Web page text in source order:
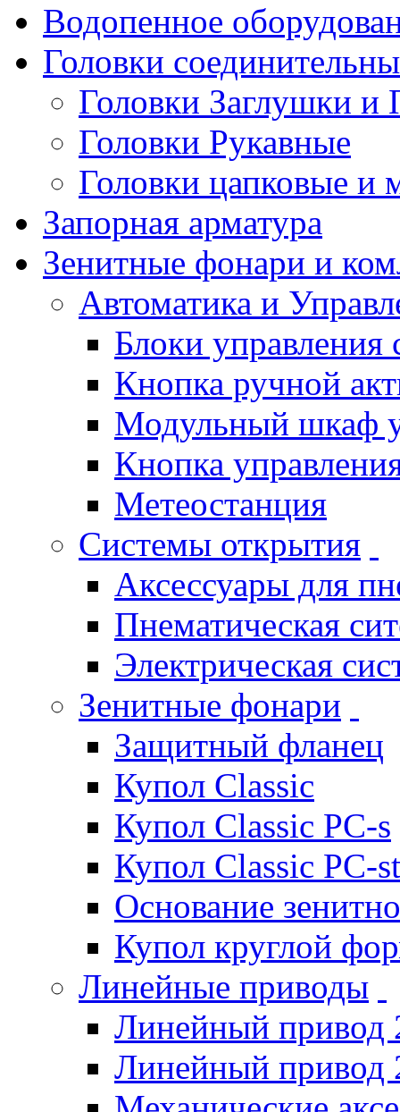
Водопенное
Головки
Головки Заглушки и
Головки Рукавные
Головки цапковые и
Запорная арматура
Зенитные фонари и
Автоматика и
Блоки
Кнопка ручной
Модульный шкаф
Кнопка
Метеостанция
Системы открытия
Аксессуары для
Пнематическая
Электрическая
Зенитные фонари
Защитный фланец
Купол Classic
Купол Classic PC-s
Купол Classic PC-st
Основание
Купол круглой
Линейные приводы
Линейный привод
Линейный привод